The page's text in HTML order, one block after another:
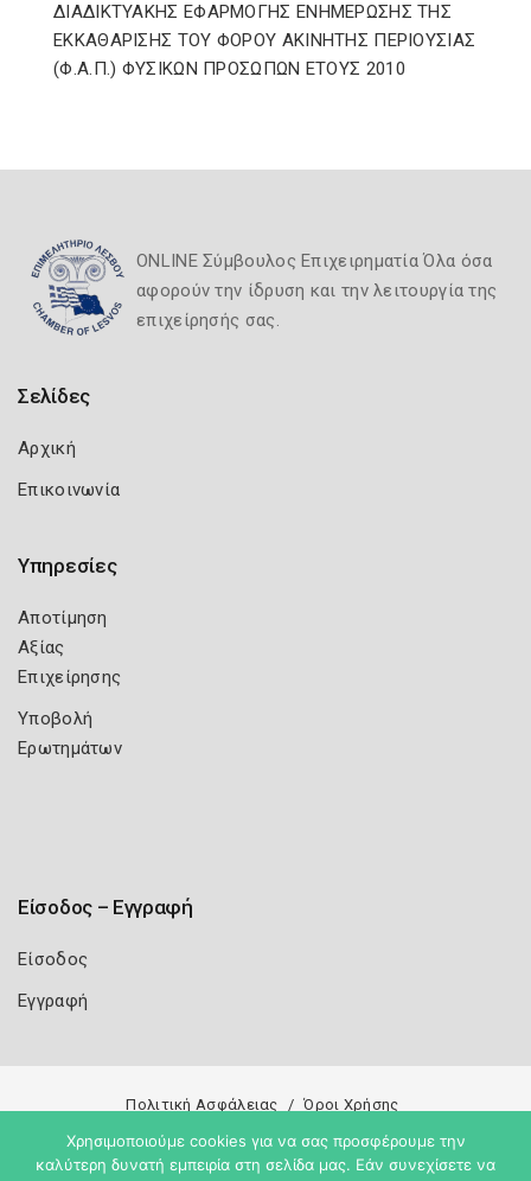
ΔΙΑΔΙΚΤΥΑΚΗΣ ΕΦΑΡΜΟΓΗΣ ΕΝΗΜΕΡΩΣΗΣ ΤΗΣ
ΕΚΚΑΘΑΡΙΣΗΣ ΤΟΥ ΦΟΡΟΥ ΑΚΙΝΗΤΗΣ ΠΕΡΙΟΥΣΙΑΣ
(Φ.Α.Π.) ΦΥΣΙΚΩΝ ΠΡΟΣΩΠΩΝ ΕΤΟΥΣ 2010
ONLINE Σύμβουλος Επιχειρηματία Όλα όσα
αφορούν την ίδρυση και την λειτουργία της
επιχείρησής σας.
Σελίδες
Αρχική
Επικοινωνία
Υπηρεσίες
Αποτίμηση
Αξίας
Επιχείρησης
Υποβολή
Ερωτημάτων
Είσοδος – Εγγραφή
Είσοδος
Εγγραφή
Πολιτική Ασφάλειας Όροι Χρήσης
Copyright 2026 Knowledge A.E.
Χρησιμοποιούμε cookies για να σας προσφέρουμε την
καλύτερη δυνατή εμπειρία στη σελίδα μας. Εάν συνεχίσετε να